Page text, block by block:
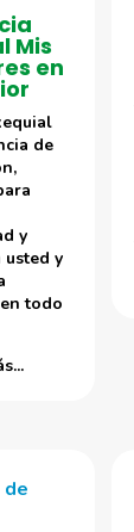
Mis
en
de
y
y
todo